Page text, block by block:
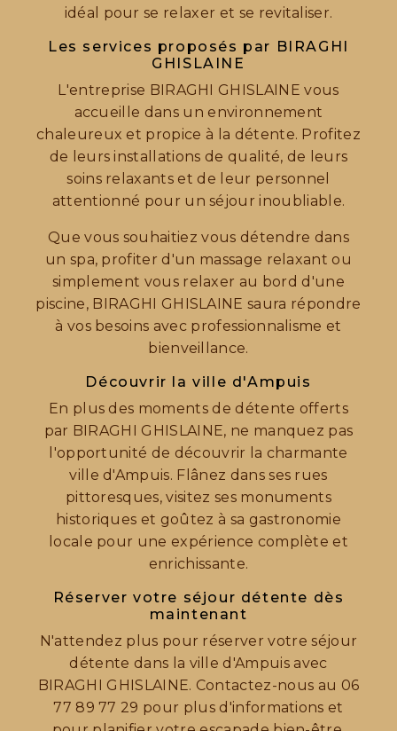
idéal pour se relaxer et se revitaliser.
Les services proposés par BIRAGHI
GHISLAINE
L'entreprise BIRAGHI GHISLAINE vous
accueille dans un environnement
chaleureux et propice à la détente. Profitez
de leurs installations de qualité, de leurs
soins relaxants et de leur personnel
attentionné pour un séjour inoubliable.
Que vous souhaitiez vous détendre dans
un spa, profiter d'un massage relaxant ou
simplement vous relaxer au bord d'une
piscine, BIRAGHI GHISLAINE saura répondre
à vos besoins avec professionnalisme et
bienveillance.
Découvrir la ville d'Ampuis
En plus des moments de détente offerts
par BIRAGHI GHISLAINE, ne manquez pas
l'opportunité de découvrir la charmante
ville d'Ampuis. Flânez dans ses rues
pittoresques, visitez ses monuments
historiques et goûtez à sa gastronomie
locale pour une expérience complète et
enrichissante.
Réserver votre séjour détente dès
maintenant
N'attendez plus pour réserver votre séjour
détente dans la ville d'Ampuis avec
BIRAGHI GHISLAINE. Contactez-nous au 06
77 89 77 29 pour plus d'informations et